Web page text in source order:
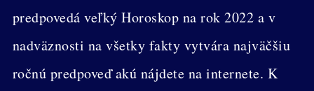
predpovedá veľký Horoskop na rok 2022 a v
nadväznosti na všetky fakty vytvára najväčšiu
ročnú predpoveď akú nájdete na internete. K